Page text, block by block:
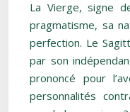
La Vierge, signe
pragmatisme, sa
perfection. Le
par son
prononcé pour
personnalités